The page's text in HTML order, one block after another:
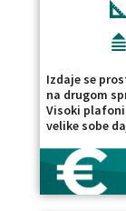
stanova za
skladu sa
NEKRETNINE
Izdaje se
na drugom
Visoki
velike sobe
pogodan i
mirnu
predsoblja,
sobe nastale